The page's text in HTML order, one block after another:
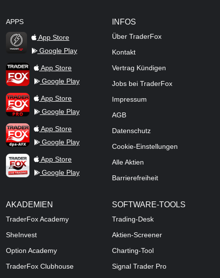
APPS
TraderFox Flash
App Store
Google Play
TraderFox AppApp Store
Google Play
TraderFox ProApp Store
Google Play
TraderFox dpa-AFX ProFeed
App Store
Google Play
TraderFox Live Trading
App Store
Google Play
INFOS
Über TraderFox
Kontakt
Vertrag Kündigen
Jobs bei TraderFox
Impressum
AGB
Datenschutz
Cookie-Einstellungen
Alle Aktien
Barrierefreiheit
AKADEMIEN
TraderFox Academy
SheInvest
Option Academy
TraderFox Clubhouse
SOFTWARE-TOOLS
Trading-Desk
Aktien-Screener
Charting-Tool
Signal Trader Pro